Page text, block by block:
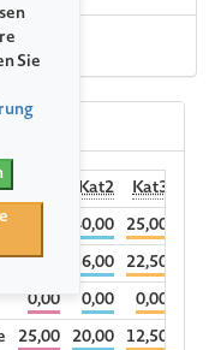
Kat2
Kat3
40,00
25,00
45,00 36,00
22,50
0,00 0,00
0,00
25,00 20,00
12,50
Sie